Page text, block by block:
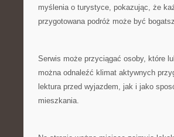
myślenia o turystyce, pokazując, że
przygotowana podróż może być
Serwis może przyciągać osoby, które
można odnaleźć klimat aktywnych
lektura przed wyjazdem, jak i jako
mieszkania.